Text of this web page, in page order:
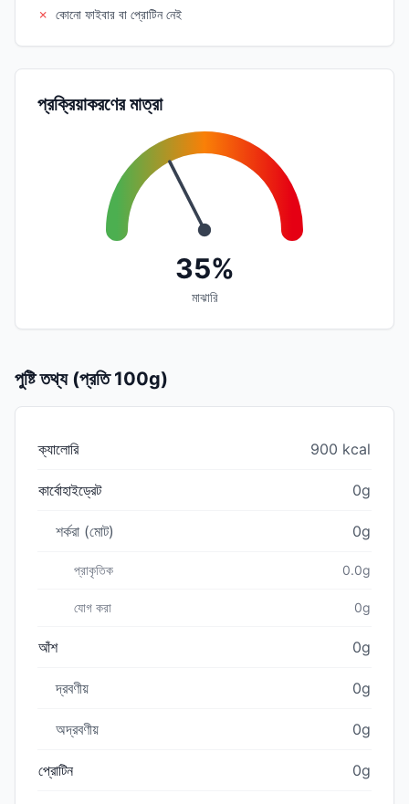
✗ কোনো ফাইবার বা প্রোটিন নেই
প্রক্রিয়াকরণের মাত্রা
35%
মাঝারি
পুষ্টি তথ্য (প্রতি 100g)
ক্যালোরি 900 kcal
কার্বোহাইড্রেট 0g
শর্করা (মোট) 0g
প্রাকৃতিক 0.0g
যোগ করা 0g
আঁশ 0g
দ্রবণীয় 0g
অদ্রবণীয় 0g
প্রোটিন 0g